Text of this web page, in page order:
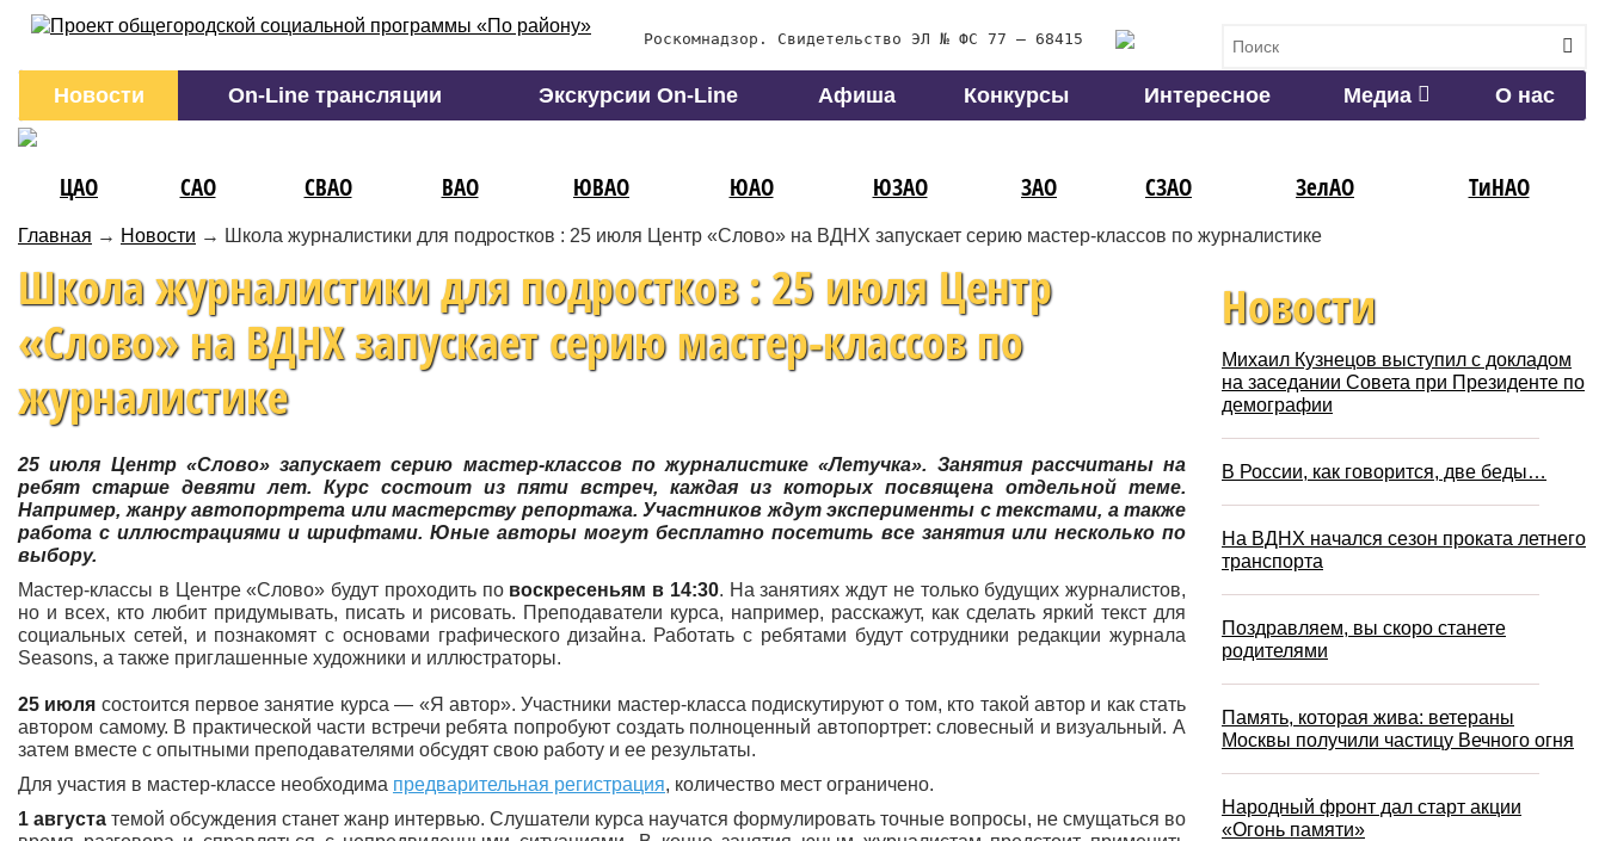
Роскомнадзор. Свидетельство ЭЛ № ФС 77 – 68415
Новости On-Line трансляции Экскурсии On-Line Афиша Конкурсы Интересное Медиа О нас
ЦАО САО СВАО ВАО ЮВАО ЮАО ЮЗАО ЗАО СЗАО ЗелАО ТиНАО
Главная → Новости → Школа журналистики для подростков : 25 июля Центр «Слово» на ВДНХ запускает серию мастер-классов по журналистике
Школа журналистики для подростков : 25 июля Центр
«Слово» на ВДНХ запускает серию мастер-классов по
журналистике
25 июля Центр «Слово» запускает серию мастер-классов по журналистике «Летучка». Занятия рассчитаны на
ребят старше девяти лет. Курс состоит из пяти встреч, каждая из которых посвящена отдельной теме.
Например, жанру автопортрета или мастерству репортажа. Участников ждут эксперименты с текстами, а также
работа с иллюстрациями и шрифтами. Юные авторы могут бесплатно посетить все занятия или несколько по
выбору.
Мастер-классы в Центре «Слово» будут проходить по воскресеньям в 14:30. На занятиях ждут не только будущих журналистов,
но и всех, кто любит придумывать, писать и рисовать. Преподаватели курса, например, расскажут, как сделать яркий текст для
социальных сетей, и познакомят с основами графического дизайна. Работать с ребятами будут сотрудники редакции журнала
Seasons, а также приглашенные художники и иллюстраторы.
25 июля состоится первое занятие курса — «Я автор». Участники мастер-класса подискутируют о том, кто такой автор и как стать
автором самому. В практической части встречи ребята попробуют создать полноценный автопортрет: словесный и визуальный. А
затем вместе с опытными преподавателями обсудят свою работу и ее результаты.
Для участия в мастер-классе необходима предварительная регистрация, количество мест ограничено.
1 августа темой обсуждения станет жанр интервью. Слушатели курса научатся формулировать точные вопросы, не смущаться во
Новости
Михаил Кузнецов выступил с докладом
на заседании Совета при Президенте по
демографии
В России, как говорится, две беды…
На ВДНХ начался сезон проката летнего
транспорта
Поздравляем, вы скоро станете
родителями
Память, которая жива: ветераны
Москвы получили частицу Вечного огня
Народный фронт дал старт акции
«Огонь памяти»